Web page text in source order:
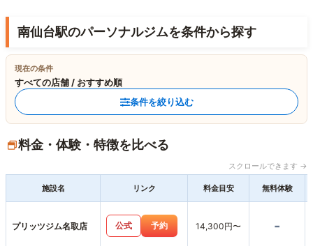
南仙台駅のパーソナルジムを条件から探す
現在の条件
すべての店舗 / おすすめ順
条件を絞り込む
料金・体験・特徴を比べる
スクロールできます →
施設名 リンク 料金目安 無料体験
プリッツジム名取店 公式 予約 14,300円〜 -